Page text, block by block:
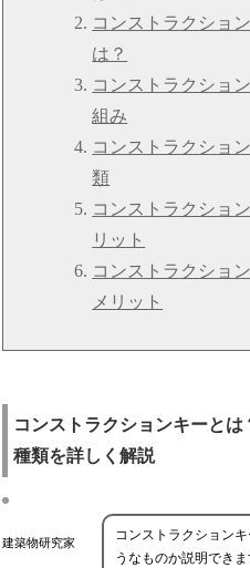
コンストラクショ
は？
コンストラクショ
組み
コンストラクショ
類
コンストラクショ
リット
コンストラクショ
メリット
コンストラクションキーとは
種類を詳しく解説
建築物研究家
コンストラクション
うなものか説明できま